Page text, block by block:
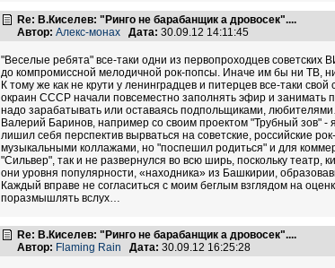
Re: В.Киселев: "Ринго не барабанщик а дровосек"....
Автор: Алекс-монах Дата: 30.09.12 14:11:45
"Веселые ребята" все-таки одни из первопроходцев
до компромиссной мелодичной рок-попсы. Иначе им бы ни ТВ,
К тому же как не крути у ленинградцев и питерцев все-таки
окраин СССР начали повсеместно заполнять эфир и занимать
надо зарабатывать или оставаясь подпольщиками,
Валерий Баринов, например со своим проектом "Трубный зов"
лишил себя перспектив вырваться на советские, российские
музыкальными коллажами, но "поспешил родиться" и для
"Сильвер", так и не развернулся во всю ширь, поскольку
они уровня популярности, «находника» из Башкирии,
Каждый вправе не согласиться с моим беглым взглядом на
поразмышлять вслух…
Re: В.Киселев: "Ринго не барабанщик а дровосек"....
Автор: Flaming Rain Дата: 30.09.12 16:25:28